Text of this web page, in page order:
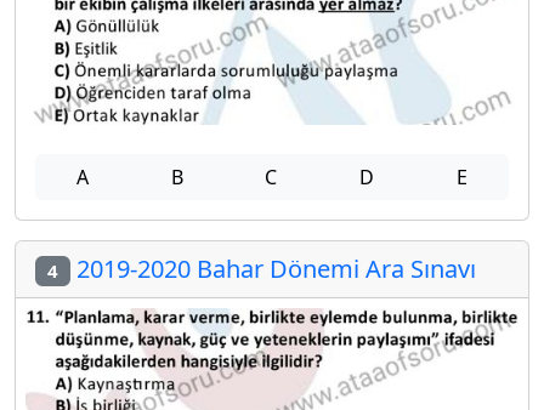
A B C D E
4 2019-2020 Bahar Dönemi Ara Sınavı